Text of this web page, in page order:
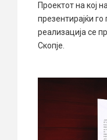
Проектот на кој
презентирајќи
реализација се
Скопје.